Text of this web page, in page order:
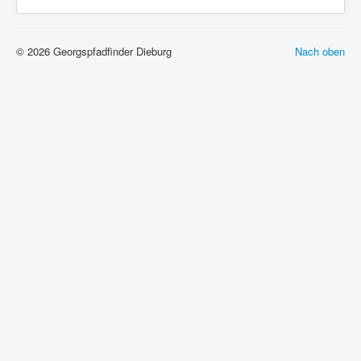
Nach oben
© 2026 Georgspfadfinder Dieburg